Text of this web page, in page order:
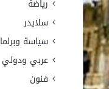
رياضة
سلايدر
سياسة
عربي ودولي
فنون